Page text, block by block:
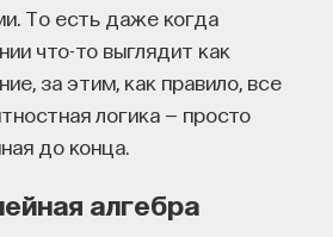
То есть даже когда
что-то выглядит как
за этим, как правило, все
логика — просто
до конца.
алгебра